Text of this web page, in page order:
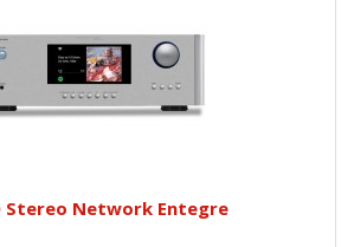
Stereo Network Entegre